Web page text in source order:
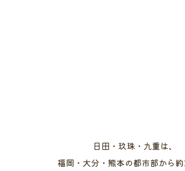
日田・玖珠・九重は、
福岡・大分・熊本の都市部から約